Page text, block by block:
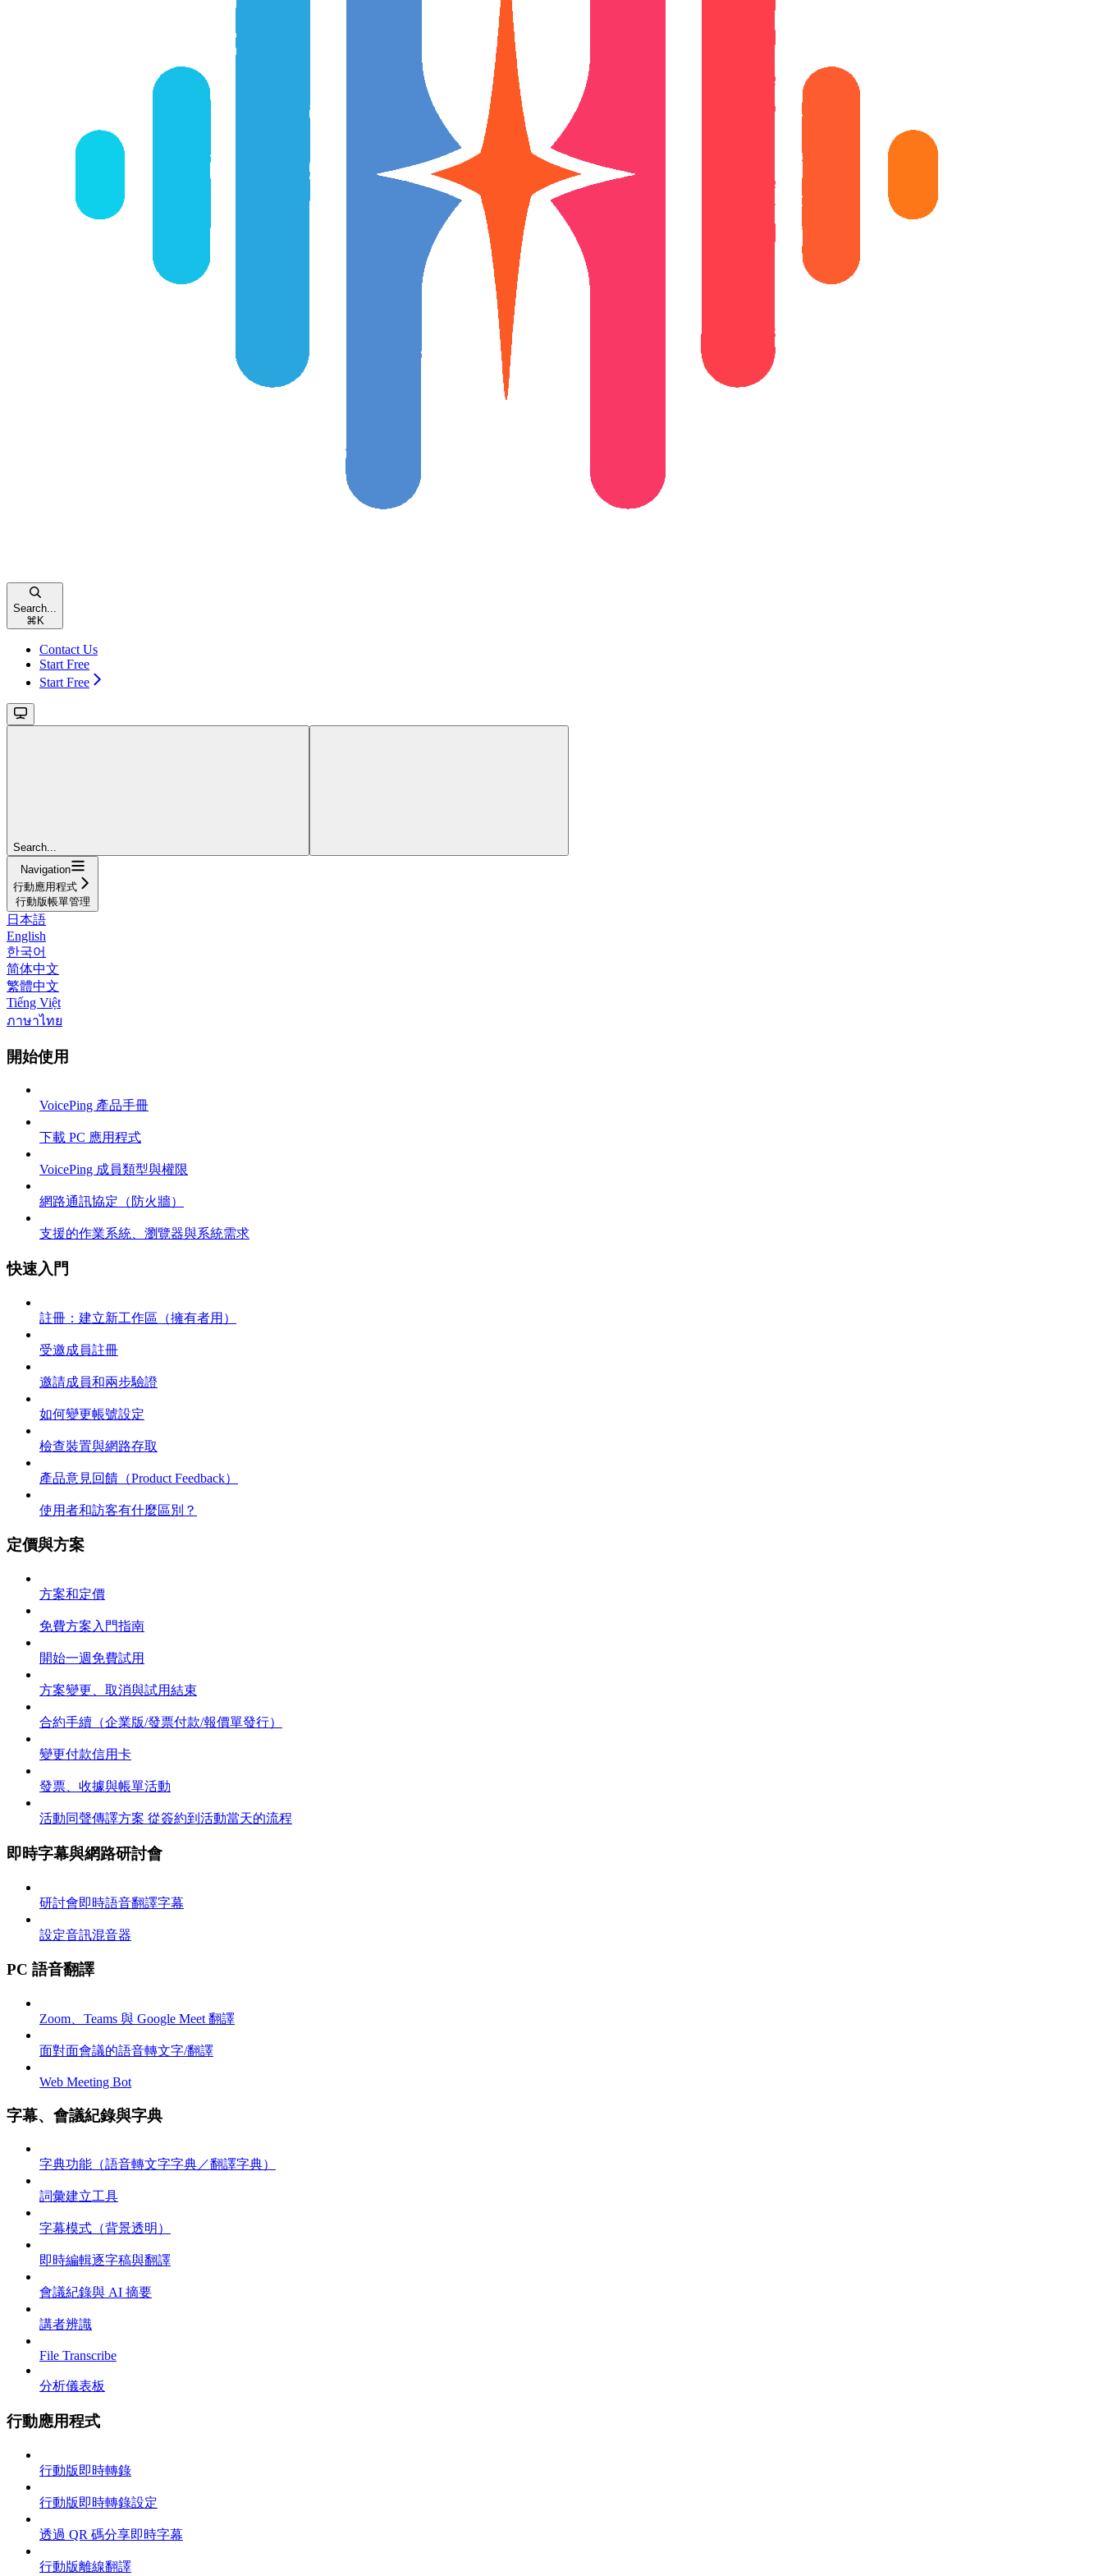
Search...
⌘ K
Contact Us
Start Free
Start Free
Search...
Navigation
行動應用程式
行動版帳單管理
日本語
English
한국어
简体中文
繁體中文
Tiếng Việt
ภาษาไทย
開始使用
VoicePing 產品手冊
下載 PC 應用程式
VoicePing 成員類型與權限
網路通訊協定（防火牆）
支援的作業系統、瀏覽器與系統需求
快速入門
註冊：建立新工作區（擁有者用）
受邀成員註冊
邀請成員和兩步驗證
如何變更帳號設定
檢查裝置與網路存取
產品意見回饋（Product Feedback）
使用者和訪客有什麼區別？
定價與方案
方案和定價
免費方案入門指南
開始一週免費試用
方案變更、取消與試用結束
合約手續（企業版/發票付款/報價單發行）
變更付款信用卡
發票、收據與帳單活動
活動同聲傳譯方案 從簽約到活動當天的流程
即時字幕與網路研討會
研討會即時語音翻譯字幕
設定音訊混音器
PC 語音翻譯
Zoom、Teams 與 Google Meet 翻譯
面對面會議的語音轉文字/翻譯
Web Meeting Bot
字幕、會議紀錄與字典
字典功能（語音轉文字字典／翻譯字典）
詞彙建立工具
字幕模式（背景透明）
即時編輯逐字稿與翻譯
會議紀錄與 AI 摘要
講者辨識
File Transcribe
分析儀表板
行動應用程式
行動版即時轉錄
行動版即時轉錄設定
透過 QR 碼分享即時字幕
行動版離線翻譯